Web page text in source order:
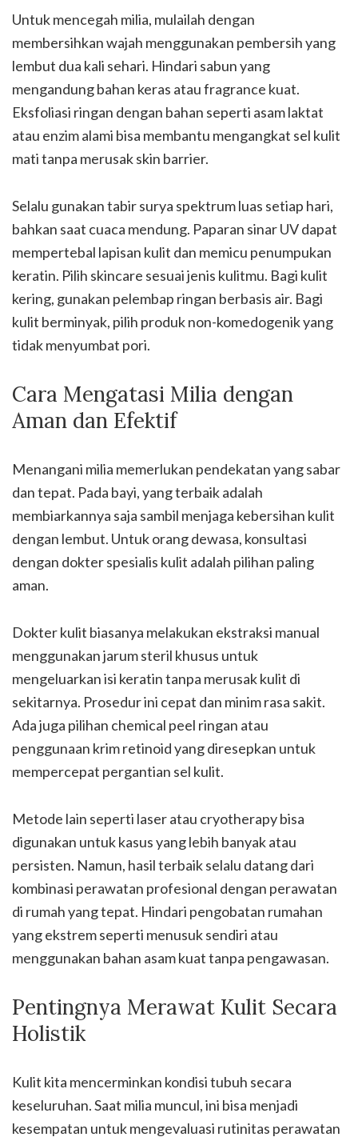
Untuk mencegah milia, mulailah dengan
membersihkan wajah menggunakan pembersih yang
lembut dua kali sehari. Hindari sabun yang
mengandung bahan keras atau fragrance kuat.
Eksfoliasi ringan dengan bahan seperti asam laktat
atau enzim alami bisa membantu mengangkat sel kulit
mati tanpa merusak skin barrier.
Selalu gunakan tabir surya spektrum luas setiap hari,
bahkan saat cuaca mendung. Paparan sinar UV dapat
mempertebal lapisan kulit dan memicu penumpukan
keratin. Pilih skincare sesuai jenis kulitmu. Bagi kulit
kering, gunakan pelembap ringan berbasis air. Bagi
kulit berminyak, pilih produk non-komedogenik yang
tidak menyumbat pori.
Cara Mengatasi Milia dengan
Aman dan Efektif
Menangani milia memerlukan pendekatan yang sabar
dan tepat. Pada bayi, yang terbaik adalah
membiarkannya saja sambil menjaga kebersihan kulit
dengan lembut. Untuk orang dewasa, konsultasi
dengan dokter spesialis kulit adalah pilihan paling
aman.
Dokter kulit biasanya melakukan ekstraksi manual
menggunakan jarum steril khusus untuk
mengeluarkan isi keratin tanpa merusak kulit di
sekitarnya. Prosedur ini cepat dan minim rasa sakit.
Ada juga pilihan chemical peel ringan atau
penggunaan krim retinoid yang diresepkan untuk
mempercepat pergantian sel kulit.
Metode lain seperti laser atau cryotherapy bisa
digunakan untuk kasus yang lebih banyak atau
persisten. Namun, hasil terbaik selalu datang dari
kombinasi perawatan profesional dengan perawatan
di rumah yang tepat. Hindari pengobatan rumahan
yang ekstrem seperti menusuk sendiri atau
menggunakan bahan asam kuat tanpa pengawasan.
Pentingnya Merawat Kulit Secara
Holistik
Kulit kita mencerminkan kondisi tubuh secara
keseluruhan. Saat milia muncul, ini bisa menjadi
kesempatan untuk mengevaluasi rutinitas perawatan